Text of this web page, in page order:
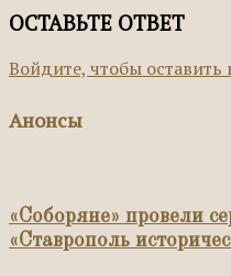
ОСТАВЬТЕ ОТВЕТ
Войдите, чтобы
Анонсы
«Соборяне» провели
«Ставрополь